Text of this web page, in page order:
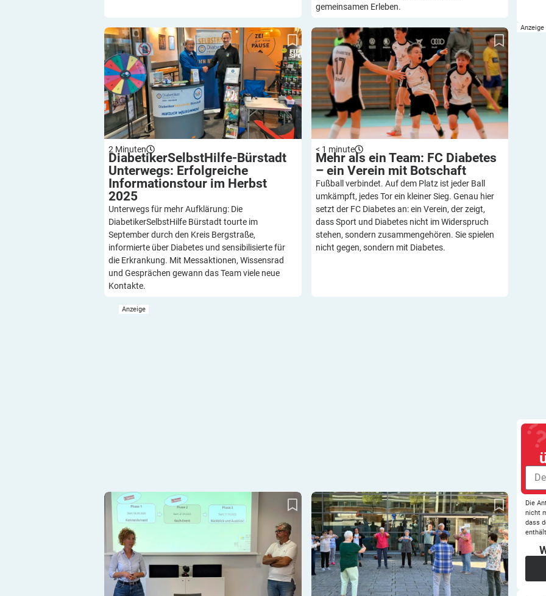
gemeinsamen Erleben.
DiabetikerSelbstHilfe-Bürstadt Unterwegs:
Erfolgreiche Informationstour im Herbst 2025
2 Minuten
DiabetikerSelbstHilfe-Bürstadt
Unterwegs: Erfolgreiche
Informationstour im Herbst
2025
Unterwegs für mehr Aufklärung: Die
DiabetikerSelbstHilfe Bürstadt tourte im
September durch den Kreis Bergstraße,
informierte über Diabetes und sensibilisierte für
die Erkrankung. Mit Messaktionen, Wissensrad
und Gesprächen gewann das Team viele neue
Kontakte.
Mehr als ein Team: FC Diabetes – ein Verein mit
Botschaft
< 1 minute
Mehr als ein Team: FC Diabetes
– ein Verein mit Botschaft
Fußball verbindet. Auf dem Platz ist jeder Ball
umkämpft, jedes Tor ein kleiner Sieg. Genau hier
setzt der FC Diabetes an: ein Verein, der zeigt,
dass Sport und Diabetes nicht im Widerspruch
stehen, sondern zusammengehören. Sie spielen
nicht gegen, sondern mit Diabetes.
Voller Erfolg: zweite Runde von DiaVitalis
Thüringer Landesdiabetikertag 2025:
Gesundheitsförderung und Selbsthilfe im
Mittelpunkt
Die
nicht
dass
enthält.